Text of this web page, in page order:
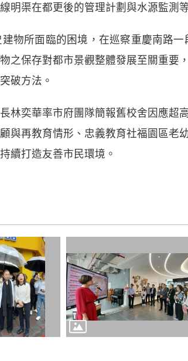
明渠在都更後的管理計劃與水源監測
物所面臨的困境，在巡察重慶南路
之保存對都市景觀整體發展至關重要
破方法。
林奕華率市府團隊簡報舊校舍因應超
與再教育情形、忠義教育社福園區老
續打造友善市民環境。